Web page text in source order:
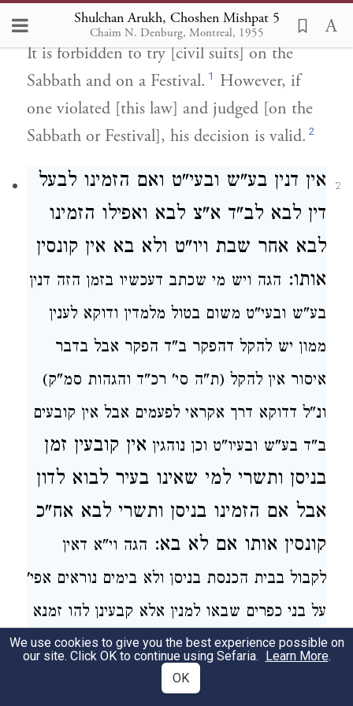
Shulchan Arukh, Choshen Mishpat 5
Chaim N. Denburg, Montreal, 1955
דין:
It is forbidden to try [civil suits] on the
Sabbath and on a Festival. 1 However, if
one violated [this law] and judged [on the
Sabbath or Festival], his decision is valid. 2
2 אין דנין בע"ש ובעי"ט ואם הזמינו לבעל
דין לבא לב"ד א"צ לבא ואפילו הזמינו
לבא אחר שבת ויו"ט ולא בא אין קונסין
אותו: הגה ויש מי שכתב דעכשיו בזמן הזה דנין
בע"ש ובעי"ט משום בטול מלמדין ודוקא לענין
ממון יש להקל דהפקר ב"ד הפקר אבל בדבר
איסור אין להקל (ת"ה סי' רכ"ד והגהות סמ"ק)
ונ"ל דדוקא דרך אקראי לפעמים אבל אין קובעים
ב"ד בע"ש ובעיו"ט וכן נוהגין אין קובעין זמן
בניסן ותשרי למי שאינו בעיר לבוא לדון
אבל אם הזמינו בניסן ותשרי לבא אח"כ
קונסין אותו אם לא בא: הגה וי"א דאין
לקבול בבית הכנסת בניסן ולא בימים נוראים אפי'
על בני כפרים שבאו למנין אלא קבעינן להו זמנא
אחר הרגל ואם יש דחייה ורמאות דנין לאלתר
(מרדכי ר"פ הגוזל בתדא והגהות מיימוני)
We use cookies to give you the best experience possible on
our site. Click OK to continue using Sefaria. Learn More.
OK